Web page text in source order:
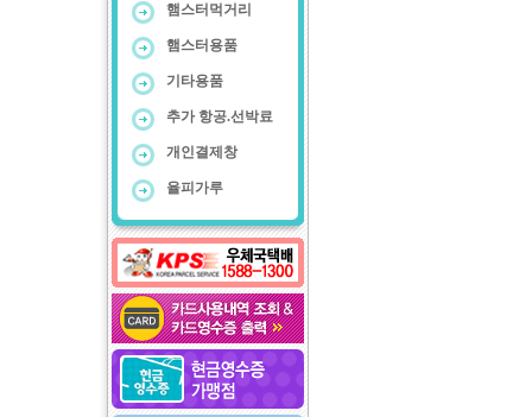
햄스터먹거리
햄스터용품
기타용품
추가 항공.선박료
개인결제창
율피가루